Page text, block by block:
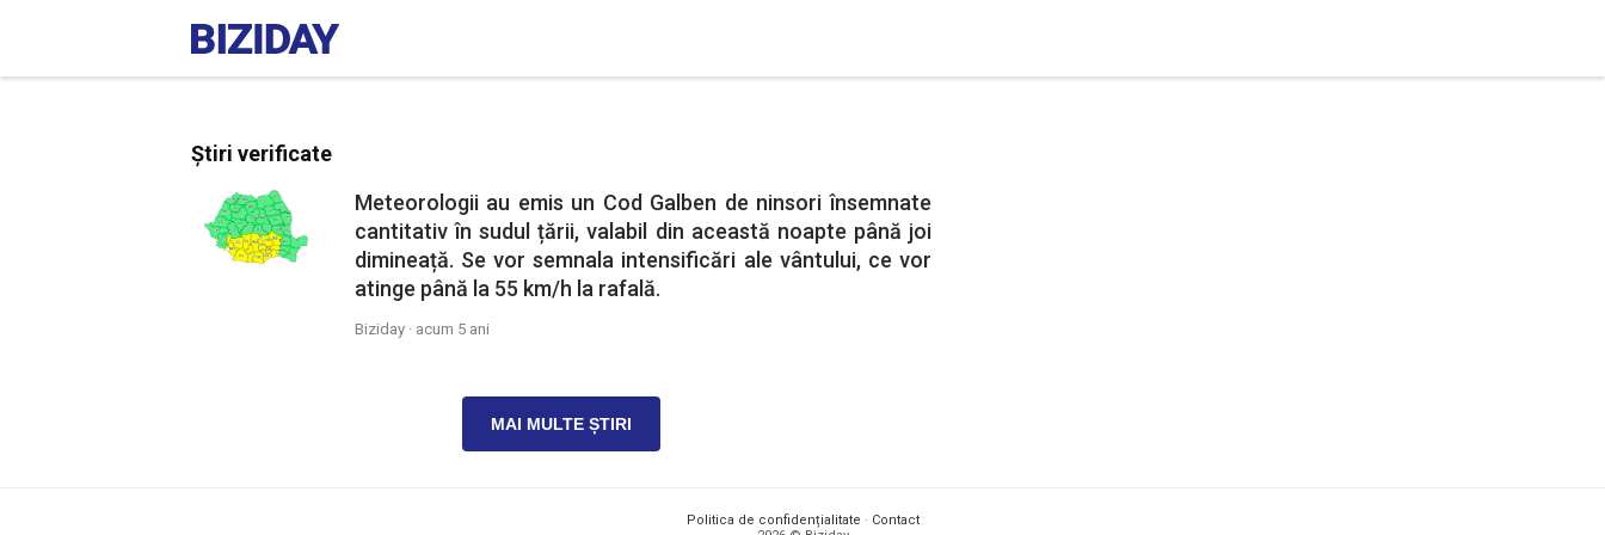
Știri verificate
Meteorologii au emis un Cod Galben de ninsori însemnate
cantitativ în sudul țării, valabil din această noapte până joi
dimineață. Se vor semnala intensificări ale vântului, ce vor
atinge până la 55 km/h la rafală.
Biziday · acum 5 ani
MAI MULTE ȘTIRI
Politica de confidențialitate · Contact